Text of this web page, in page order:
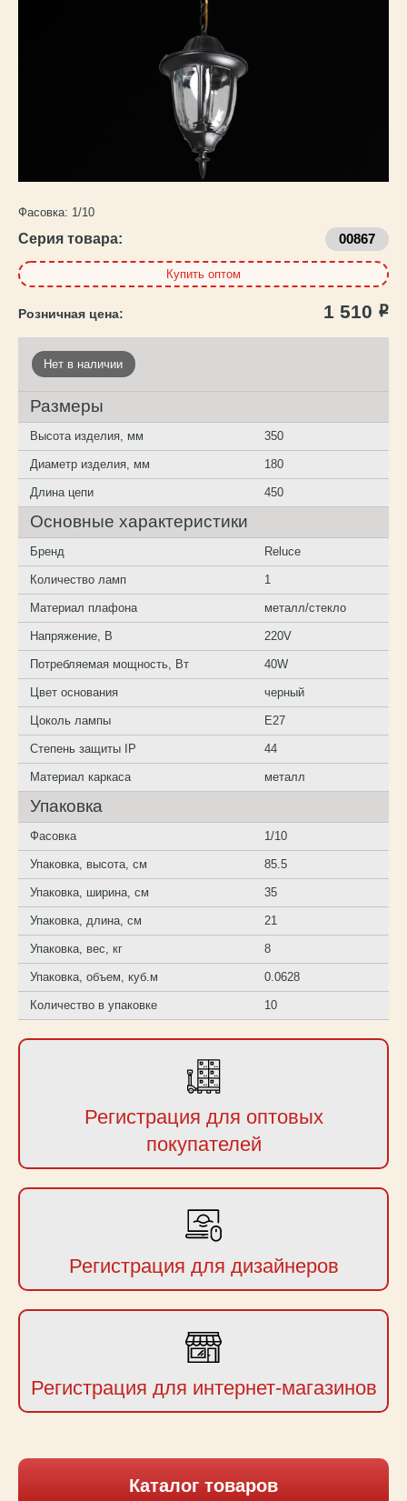
Фасовка: 1/10
Серия товара: 00867
Купить оптом
1 510 Р
Нет в наличии
Размеры
Высота изделия, мм 350
Диаметр изделия, мм 180
Длина цепи 450
Основные характеристики
Бренд Reluce
Количество ламп 1
Материал плафона металл/стекло
Напряжение, В 220V
Потребляемая мощность, Вт 40W
Цвет основания черный
Цоколь лампы E27
Степень защиты IP 44
Материал каркаса металл
Упаковка
Фасовка 1/10
Упаковка, высота, см 85.5
Упаковка, ширина, см 35
Упаковка, длина, см 21
Упаковка, вес, кг 8
Упаковка, объем, куб.м 0.0628
Количество в упаковке 10
Регистрация для оптовых
покупателей
Регистрация для дизайнеров
Регистрация для интернет-магазинов
Каталог товаров